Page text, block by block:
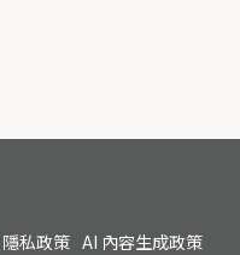
隱私政策 AI 內容生成政策